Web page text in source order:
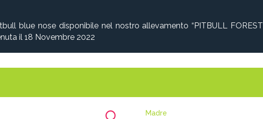
blue nose disponibile nel nostro allevamento “PITBULL FOREST
il 18 Novembre 2022
Madre